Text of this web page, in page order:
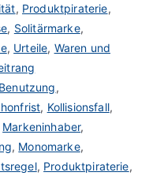
, Produktpiraterie,
, Solitärmarke,
, Urteile, Waren und
Benutzung,
, Kollisionsfall,
Markeninhaber,
, Monomarke,
, Produktpiraterie,